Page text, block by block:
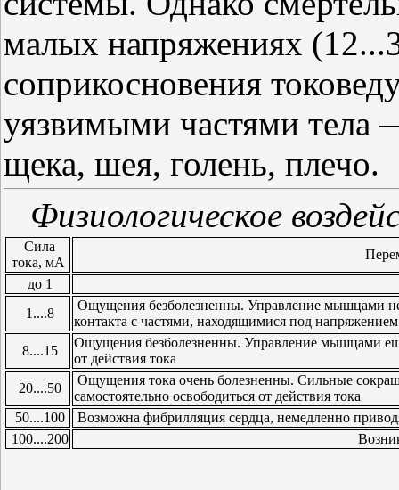
малых напряжениях
соприкосновения
уязвимыми частями тела
щека, шея, голень, плечо.
Физиологическое
Сила
тока, мА
до 1
1....8
Ощущения безболезненны. Управление мышцами
контакта с частями, находящимися под напряжением
8....15
Ощущения безболезненны. Управление мышцами
от действия тока
20....50
Ощущения тока очень болезненны. Сильные
самостоятельно освободиться от действия тока
50....100
Возможна фибрилляция сердца, немедленно
100....200